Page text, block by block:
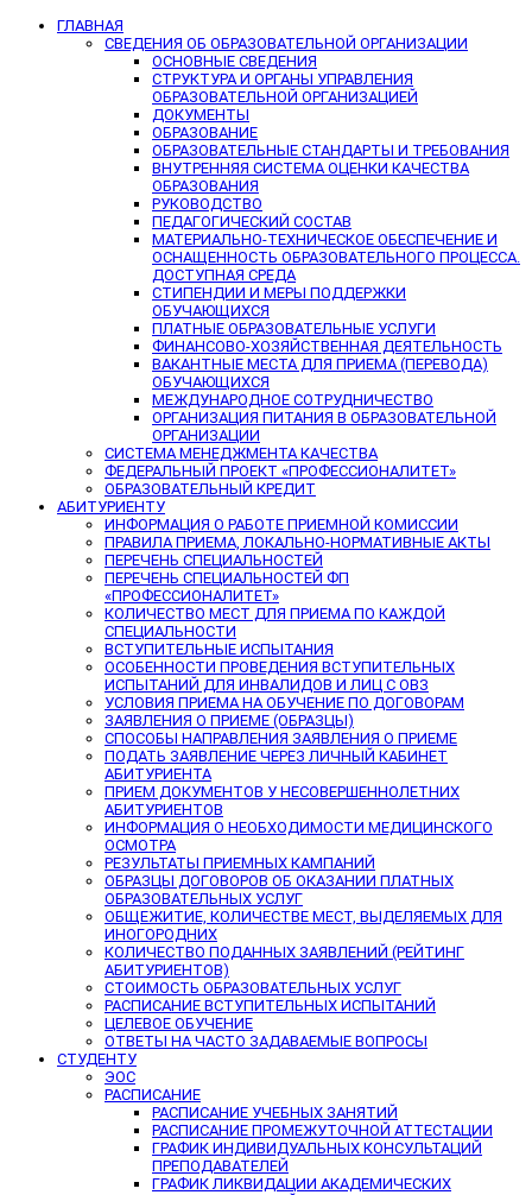
ГЛАВНАЯ
СВЕДЕНИЯ ОБ ОБРАЗОВАТЕЛЬНОЙ ОРГАНИЗАЦИИ
ОСНОВНЫЕ СВЕДЕНИЯ
СТРУКТУРА И ОРГАНЫ УПРАВЛЕНИЯ
ОБРАЗОВАТЕЛЬНОЙ ОРГАНИЗАЦИЕЙ
ДОКУМЕНТЫ
ОБРАЗОВАНИЕ
ОБРАЗОВАТЕЛЬНЫЕ СТАНДАРТЫ И ТРЕБОВАНИЯ
ВНУТРЕННЯЯ СИСТЕМА ОЦЕНКИ КАЧЕСТВА
ОБРАЗОВАНИЯ
РУКОВОДСТВО
ПЕДАГОГИЧЕСКИЙ СОСТАВ
МАТЕРИАЛЬНО-ТЕХНИЧЕСКОЕ ОБЕСПЕЧЕНИЕ И
ОСНАЩЕННОСТЬ ОБРАЗОВАТЕЛЬНОГО ПРОЦЕССА.
ДОСТУПНАЯ СРЕДА
СТИПЕНДИИ И МЕРЫ ПОДДЕРЖКИ
ОБУЧАЮЩИХСЯ
ПЛАТНЫЕ ОБРАЗОВАТЕЛЬНЫЕ УСЛУГИ
ФИНАНСОВО-ХОЗЯЙСТВЕННАЯ ДЕЯТЕЛЬНОСТЬ
ВАКАНТНЫЕ МЕСТА ДЛЯ ПРИЕМА (ПЕРЕВОДА)
ОБУЧАЮЩИХСЯ
МЕЖДУНАРОДНОЕ СОТРУДНИЧЕСТВО
ОРГАНИЗАЦИЯ ПИТАНИЯ В ОБРАЗОВАТЕЛЬНОЙ
ОРГАНИЗАЦИИ
СИСТЕМА МЕНЕДЖМЕНТА КАЧЕСТВА
ФЕДЕРАЛЬНЫЙ ПРОЕКТ «ПРОФЕССИОНАЛИТЕТ»
ОБРАЗОВАТЕЛЬНЫЙ КРЕДИТ
АБИТУРИЕНТУ
ИНФОРМАЦИЯ О РАБОТЕ ПРИЕМНОЙ КОМИССИИ
ПРАВИЛА ПРИЕМА, ЛОКАЛЬНО-НОРМАТИВНЫЕ АКТЫ
ПЕРЕЧЕНЬ СПЕЦИАЛЬНОСТЕЙ
ПЕРЕЧЕНЬ СПЕЦИАЛЬНОСТЕЙ ФП
«ПРОФЕССИОНАЛИТЕТ»
КОЛИЧЕСТВО МЕСТ ДЛЯ ПРИЕМА ПО КАЖДОЙ
СПЕЦИАЛЬНОСТИ
ВСТУПИТЕЛЬНЫЕ ИСПЫТАНИЯ
ОСОБЕННОСТИ ПРОВЕДЕНИЯ ВСТУПИТЕЛЬНЫХ
ИСПЫТАНИЙ ДЛЯ ИНВАЛИДОВ И ЛИЦ С ОВЗ
УСЛОВИЯ ПРИЕМА НА ОБУЧЕНИЕ ПО ДОГОВОРАМ
ЗАЯВЛЕНИЯ О ПРИЕМЕ (ОБРАЗЦЫ)
СПОСОБЫ НАПРАВЛЕНИЯ ЗАЯВЛЕНИЯ О ПРИЕМЕ
ПОДАТЬ ЗАЯВЛЕНИЕ ЧЕРЕЗ ЛИЧНЫЙ КАБИНЕТ
АБИТУРИЕНТА
ПРИЕМ ДОКУМЕНТОВ У НЕСОВЕРШЕННОЛЕТНИХ
АБИТУРИЕНТОВ
ИНФОРМАЦИЯ О НЕОБХОДИМОСТИ МЕДИЦИНСКОГО
ОСМОТРА
РЕЗУЛЬТАТЫ ПРИЕМНЫХ КАМПАНИЙ
ОБРАЗЦЫ ДОГОВОРОВ ОБ ОКАЗАНИИ ПЛАТНЫХ
ОБРАЗОВАТЕЛЬНЫХ УСЛУГ
ОБЩЕЖИТИЕ, КОЛИЧЕСТВЕ МЕСТ, ВЫДЕЛЯЕМЫХ ДЛЯ
ИНОГОРОДНИХ
КОЛИЧЕСТВО ПОДАННЫХ ЗАЯВЛЕНИЙ (РЕЙТИНГ
АБИТУРИЕНТОВ)
СТОИМОСТЬ ОБРАЗОВАТЕЛЬНЫХ УСЛУГ
РАСПИСАНИЕ ВСТУПИТЕЛЬНЫХ ИСПЫТАНИЙ
ЦЕЛЕВОЕ ОБУЧЕНИЕ
ОТВЕТЫ НА ЧАСТО ЗАДАВАЕМЫЕ ВОПРОСЫ
СТУДЕНТУ
ЭОС
РАСПИСАНИЕ
РАСПИСАНИЕ УЧЕБНЫХ ЗАНЯТИЙ
РАСПИСАНИЕ ПРОМЕЖУТОЧНОЙ АТТЕСТАЦИИ
ГРАФИК ИНДИВИДУАЛЬНЫХ КОНСУЛЬТАЦИЙ
ПРЕПОДАВАТЕЛЕЙ
ГРАФИК ЛИКВИДАЦИИ АКАДЕМИЧЕСКИХ